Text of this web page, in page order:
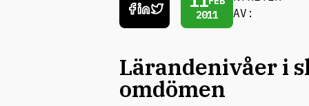
2011
AV:
Lärandenivåer i
omdömen